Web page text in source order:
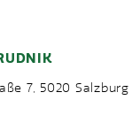
7, 5020 Salzburg